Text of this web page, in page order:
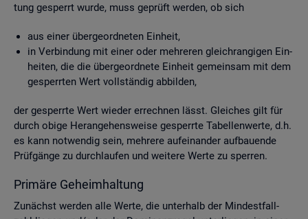
tung ge­sperrt wurde, muss ge­prüft wer­den, ob sich
aus einer über­ge­ord­ne­ten Ein­heit,
in Ver­bin­dung mit einer oder meh­re­ren gleich­ran­gi­gen Ein­
hei­ten, die die über­ge­ord­ne­te Ein­heit ge­mein­sam mit dem
ge­sperr­ten Wert voll­stän­dig ab­bil­den,
der ge­sperr­te Wert wie­der er­rech­nen lässt. Glei­ches gilt für
durch obige Her­an­ge­hens­wei­se ge­sperr­te Ta­bel­len­wer­te, d.h.
es kann not­wen­dig sein, meh­re­re auf­ein­an­der auf­bau­en­de
Prüf­gän­ge zu durch­lau­fen und wei­te­re Werte zu sper­ren.
Pri­mä­re Ge­heim­hal­tung
Zu­nächst wer­den alle Werte, die un­ter­halb der Min­dest­fall­